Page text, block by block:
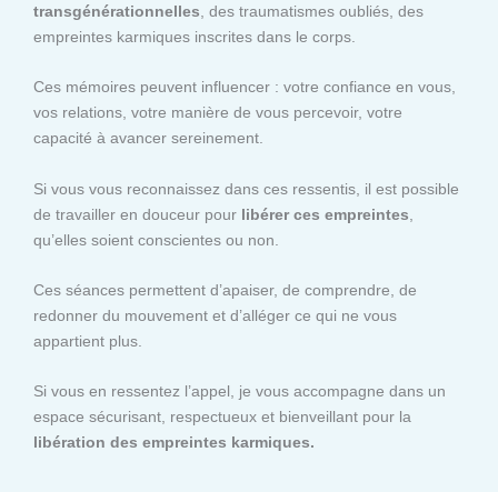
transgénérationnelles , des traumatismes oubliés, des
empreintes karmiques inscrites dans le corps.
Ces mémoires peuvent influencer : votre confiance en vous,
vos relations, votre manière de vous percevoir, votre
capacité à avancer sereinement.
Si vous vous reconnaissez dans ces ressentis, il est possible
de travailler en douceur pour libérer ces empreintes
qu’elles soient conscientes ou non.
Ces séances permettent d’apaiser, de comprendre, de
redonner du mouvement et d’alléger ce qui ne vous
appartient plus.
Si vous en ressentez l’appel, je vous accompagne dans un
espace sécurisant, respectueux et bienveillant pour la
libération des empreintes karmiques.